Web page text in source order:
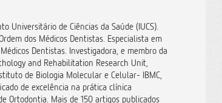
Universitário de Ciências da Saúde (IUCS).
dos Médicos Dentistas. Especialista em
Dentistas. Investigadora, e membro da
and Rehabilitation Research Unit,
de Biologia Molecular e Celular- IBMC,
de excelência na prática clínica
Ortodontia. Mais de 150 artigos publicados